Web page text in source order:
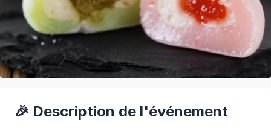
🎉 Description de l'événement